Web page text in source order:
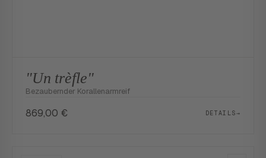
"Un trèfle"
Bezaubernder Korallenarmreif
869,00 € DETAILS→